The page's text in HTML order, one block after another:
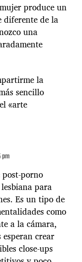
produce un
diferente de la
una
la
sencillo
«arte
pm
porno
para
Es un tipo de
como
a la cámara,
crear
close-ups